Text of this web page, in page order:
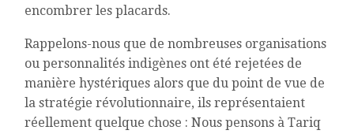
encombrer les placards.
Rappelons-nous que de nombreuses organisations
ou personnalités indigènes ont été rejetées de
manière hystériques alors que du point de vue de
la stratégie révolutionnaire, ils représentaient
réellement quelque chose : Nous pensons à Tariq